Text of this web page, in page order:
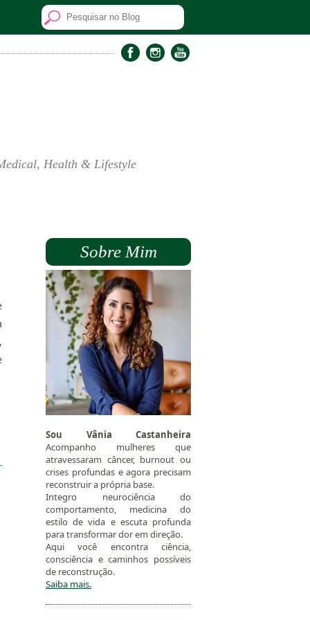
Health & Lifestyle
Sobre Mim
Sou Vânia Castanheira
Acompanho mulheres que
atravessaram câncer, burnout ou
crises profundas e agora precisam
reconstruir a própria base.
Integro neurociência do
comportamento, medicina do
estilo de vida e escuta profunda
para transformar dor em direção.
Aqui você encontra ciência,
consciência e caminhos possíveis
de reconstrução.
Saiba mais.